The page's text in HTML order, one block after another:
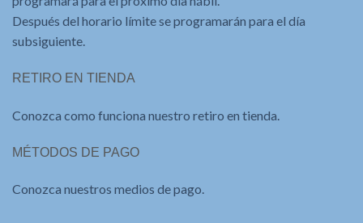
Después del horario límite se programarán para el día
subsiguiente.
RETIRO EN TIENDA
Conozca como funciona nuestro retiro en tienda.
MÉTODOS DE PAGO
Conozca nuestros medios de pago.